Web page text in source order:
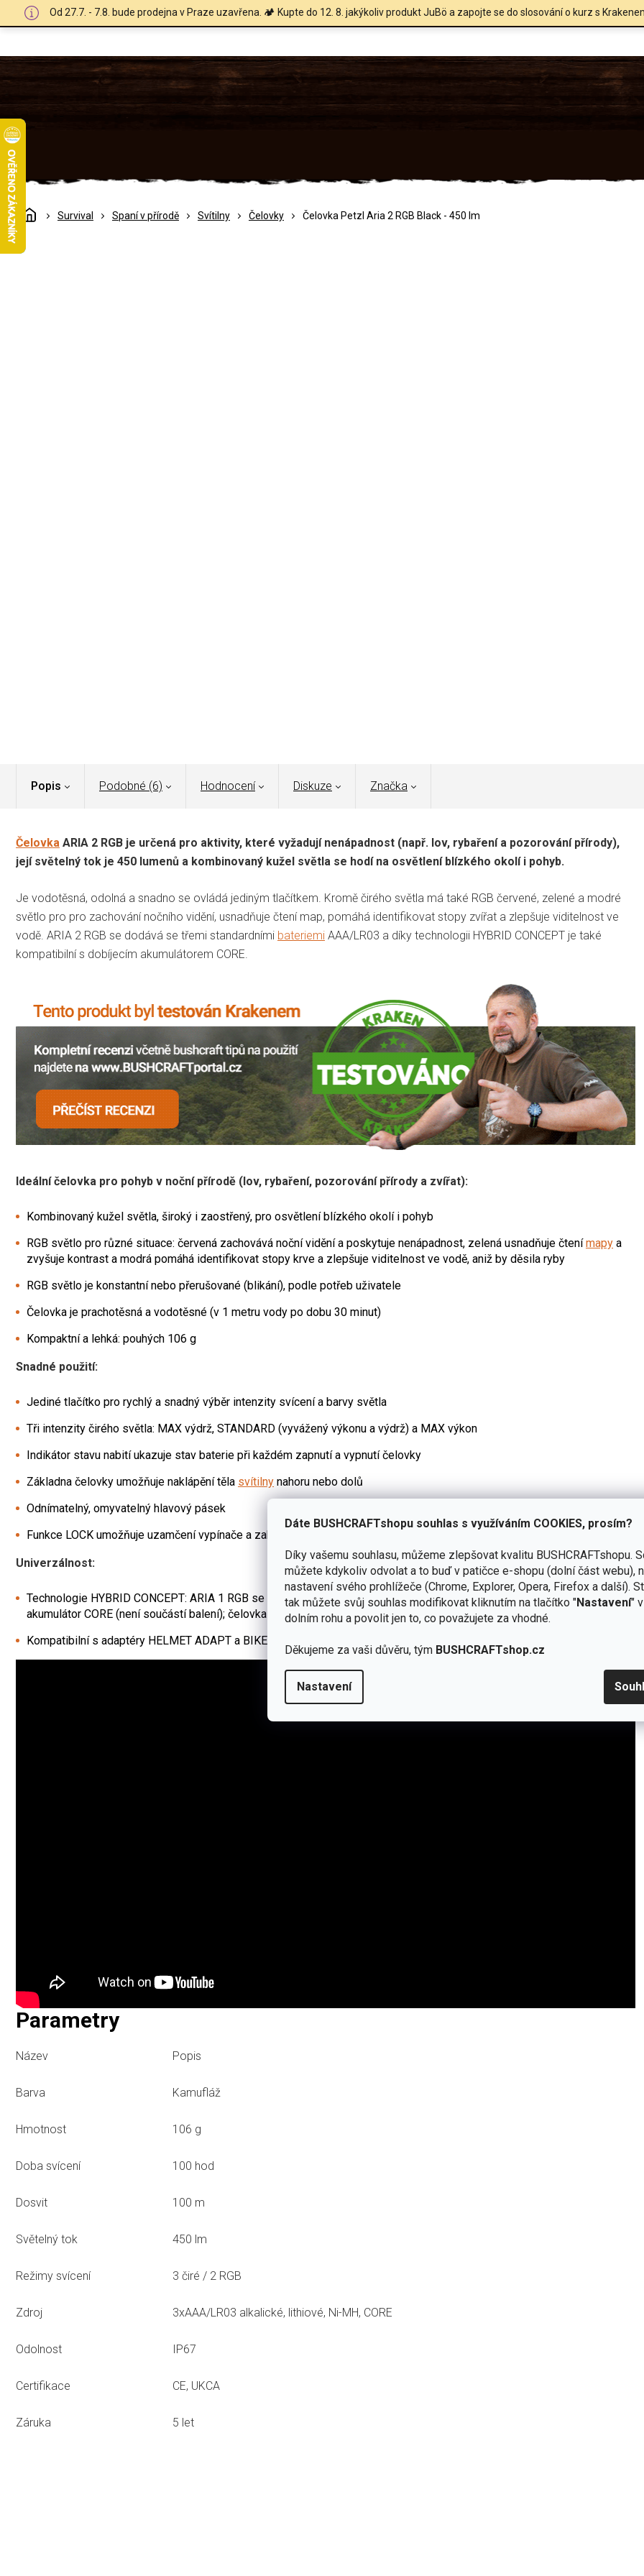
Dáte BUSHCRAFTshopu souhlas s využíváním COOKIES, prosím?
Díky vašemu souhlasu, můžeme zlepšovat kvalitu BUSHCRAFTshopu.
můžete kdykoliv odvolat a to buď v patičce e-shopu (dolní část webu),
nastavení svého prohlížeče (Chrome, Explorer, Opera, Firefox a další).
tak můžete svůj souhlas modifikovat kliknutím na tlačítko "Nastavení"
dolním rohu a povolit jen to, co považujete za vhodné.
Děkujeme za vaši důvěru, tým BUSHCRAFTshop.cz
Nastavení
Od 27.7. - 7.8. bude prodejna v Praze uzavřena. 🏕️ Kupte do 12. 8. jakýkoliv produkt JuBö a zapojte se do slosování o kurz s
DomůSurvival Spaní v přírodě Svítilny Čelovky Čelovka Petzl Aria 2 RGB Black - 450 lm
Popis Podobné (6) Hodnocení Diskuze Značka
Čelovka ARIA 2 RGB je určená pro aktivity, které vyžadují nenápadnost (např. lov, rybaření a pozorování přírody),
její světelný tok je 450 lumenů a kombinovaný kužel světla se hodí na osvětlení blízkého okolí i pohyb.
Je vodotěsná, odolná a snadno se ovládá jediným tlačítkem. Kromě čirého světla má také RGB červené, zelené a modré
světlo pro pro zachování nočního vidění, usnadňuje čtení map, pomáhá identifikovat stopy zvířat a zlepšuje viditelnost ve
vodě. ARIA 2 RGB se dodává se třemi standardními bateriemi AAA/LR03 a díky technologii HYBRID CONCEPT je také
kompatibilní s dobíjecím akumulátorem CORE.
Ideální čelovka pro pohyb v noční přírodě (lov, rybaření, pozorování přírody a zvířat):
Kombinovaný kužel světla, široký i zaostřený, pro osvětlení blízkého okolí i pohyb
RGB světlo pro různé situace: červená zachovává noční vidění a poskytuje nenápadnost, zelená usnadňuje čtenímapy a
zvyšuje kontrast a modrá pomáhá identifikovat stopy krve a zlepšuje viditelnost ve vodě, aniž by děsila ryby
RGB světlo je konstantní nebo přerušované (blikání), podle potřeb uživatele
Čelovka je prachotěsná a vodotěsné (v 1 metru vody po dobu 30 minut)
Kompaktní a lehká: pouhých 106 g
Snadné použití:
Jediné tlačítko pro rychlý a snadný výběr intenzity svícení a barvy světla
Tři intenzity čirého světla: MAX výdrž, STANDARD (vyvážený výkonu a výdrž) a MAX výkon
Indikátor stavu nabití ukazuje stav baterie při každém zapnutí a vypnutí čelovky
Základna čelovky umožňuje naklápění těla svítilny nahoru nebo dolů
Odnímatelný, omyvatelný hlavový pásek
Funkce LOCK umožňuje uzamčení vypínače a zabraňuje rozsvícení
Univerzálnost:
Technologie HYBRID CONCEPT: ARIA 1 RGB se dodává se třemi bateriemi AAA/LR03 a je možné použít i dobíjecí
akumulátor CORE (není součástí balení); čelovka automaticky rozpozná druh zdroje a upraví si světelný výstup
Kompatibilní s adaptéry HELMET ADAPT a BIKE ADAPT 2, takže můžete svítilnu připojit na přilbu nebo kolo
Parametry
Název Popis
Barva Kamufláž
Hmotnost 106 g
Doba svícení 100 hod
Dosvit 100 m
Světelný tok 450 lm
Režimy svícení 3 čiré / 2 RGB
Zdroj 3xAAA/LR03 alkalické, lithiové, Ni-MH, CORE
Odolnost IP67
Certifikace CE, UKCA
Záruka 5 let